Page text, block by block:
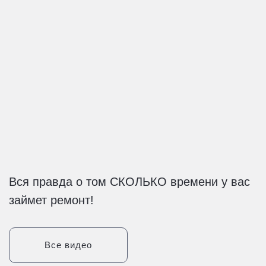
Вся правда о том СКОЛЬКО времени у вас
займет ремонт!
Все видео